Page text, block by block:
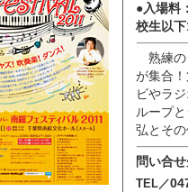
●入場料
校生以
熟練の
が集合
ビやラ
ループ
弘とそ
問い合
TEL／